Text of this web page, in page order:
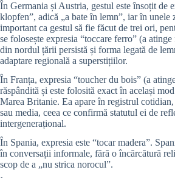
În Germania și Austria, gestul este însoțit de
klopfen”, adică „a bate în lemn”, iar în unele
important ca gestul să fie făcut de trei ori,
se folosește expresia “toccare ferro” (a
din nordul țării persistă și forma legată de
adaptare regională a superstițiilor.
În Franța, expresia “toucher du bois” (a
răspândită și este folosită exact în același
Marea Britanie. Ea apare în registrul
sau media, ceea ce confirmă statutul ei de
intergenerațional.
În Spania, expresia este “tocar madera”.
în conversații informale, fără o încărcătură
scop de a „nu strica norocul”.